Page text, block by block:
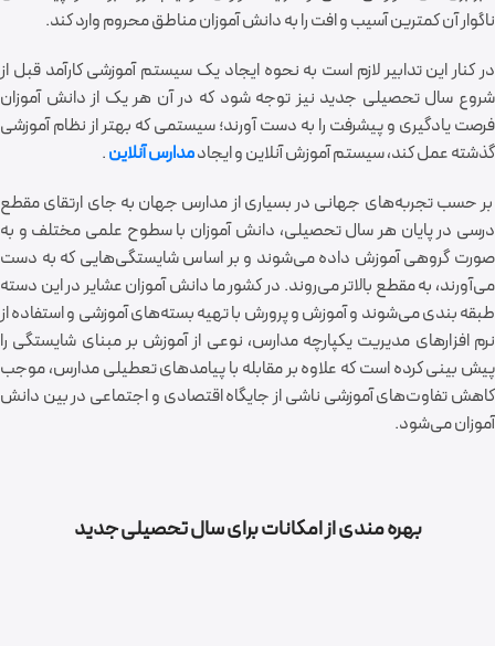
ناگوار آن کمترین آسیب و افت را به دانش آموزان مناطق محروم وارد کند.
در کنار این تدابیر لازم است به نحوه ایجاد یک سیستم آموزشی کارآمد قبل از
شروع سال تحصیلی جدید نیز توجه شود که در آن هر یک از دانش آموزان
فرصت یادگیری و پیشرفت را به دست آورند؛ سیستمی که بهتر از نظام آموزشی
گذشته عمل کند، سیستم آموزش آنلاین و ایجادمدارس آنلاین.
بر حسب تجربه‌های جهانی در بسیاری از مدارس جهان به جای ارتقای مقطع
درسی در پایان هر سال تحصیلی، دانش آموزان با سطوح علمی مختلف و به
صورت گروهی آموزش داده می‌شوند و بر اساس شایستگی‌هایی که به دست
می‌آورند، به مقطع بالاتر می‌روند. در کشور ما دانش آموزان عشایر در این دسته
طبقه بندی می‌شوند و آموزش و پرورش با تهیه بسته‌های آموزشی و استفاده از
نرم افزارهای مدیریت یکپارچه مدارس، نوعی از آموزش بر مبنای شایستگی را
پیش بینی کرده است که علاوه بر مقابله با پیامد‌های تعطیلی مدارس، موجب
کاهش تفاوت‌های آموزشی ناشی از جایگاه اقتصادی و اجتماعی در بین دانش
آموزان می‌شود.
بهره مندی از امکانات برای سال تحصیلی جدید